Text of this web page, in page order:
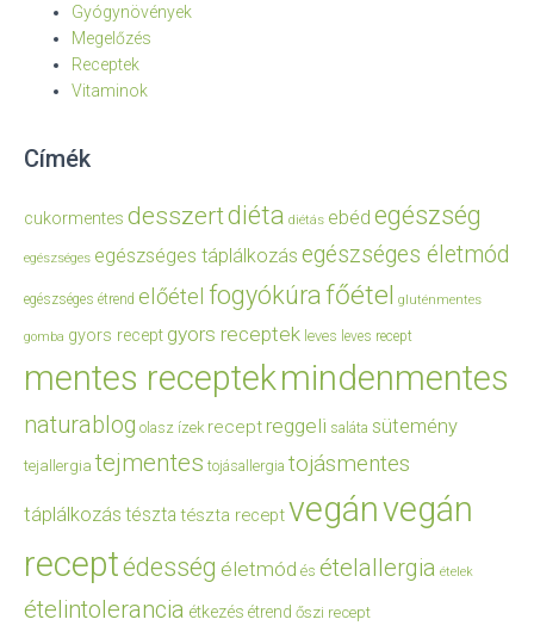
Gyógynövények
Megelőzés
Receptek
Vitaminok
Címék
cukormentes desszertdiéta diétás ebéd egészség
egészséges egészséges táplálkozás egészséges életmód
egészséges étrend előétel fogyókúrafőétel gluténmentes
gomba gyors recept gyors receptek leves leves recept
mentes receptekmindenmentes
naturablog olasz ízek recept reggeli saláta sütemény
tejallergia tejmentes tojásallergia tojásmentes
táplálkozás tészta tészta receptvegánvegán
receptédesség életmód és ételallergia ételek
ételintolerancia étkezés étrend őszi recept